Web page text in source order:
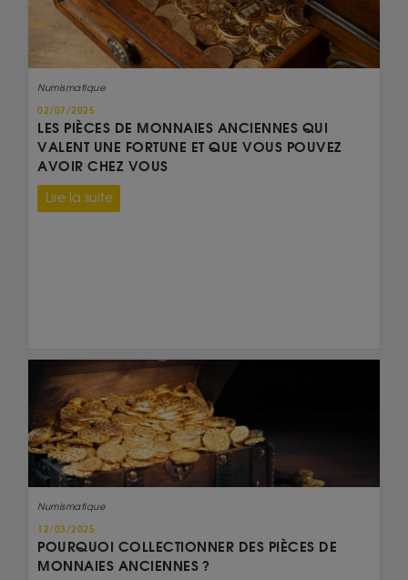
Numismatique
02/07/2025
LES PIÈCES DE MONNAIES ANCIENNES QUI
VALENT UNE FORTUNE ET QUE VOUS POUVEZ
AVOIR CHEZ VOUS
Lire la suite
Numismatique
12/03/2025
POURQUOI COLLECTIONNER DES PIÈCES DE
MONNAIES ANCIENNES ?